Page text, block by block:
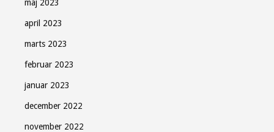
maj 2023
april 2023
marts 2023
februar 2023
januar 2023
december 2022
november 2022